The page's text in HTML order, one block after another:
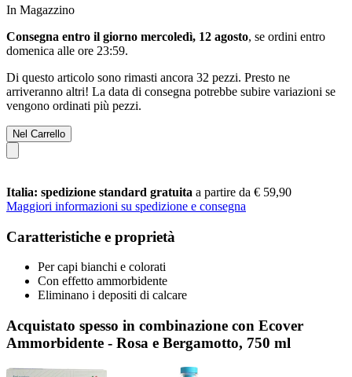
In Magazzino
Consegna entro il giorno mercoledì, 12 agosto, se ordini entro
domenica alle ore 23:59.
Di questo articolo sono rimasti ancora 32 pezzi. Presto ne
arriveranno altri! La data di consegna potrebbe subire variazioni se
vengono ordinati più pezzi.
Nel Carrello
Italia: spedizione standard gratuita a partire da € 59,90
Maggiori informazioni su spedizione e consegna
Caratteristiche e proprietà
Per capi bianchi e colorati
Con effetto ammorbidente
Eliminano i depositi di calcare
Acquistato spesso in combinazione con Ecover
Ammorbidente - Rosa e Bergamotto, 750 ml